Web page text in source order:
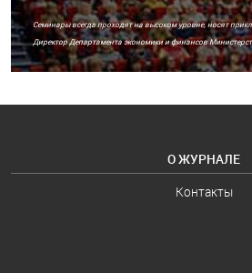
Семинары всегда проходят на высоком уровне, носят
Директор Департамента экономики и финансов
О ЖУРНАЛЕ
Контакты